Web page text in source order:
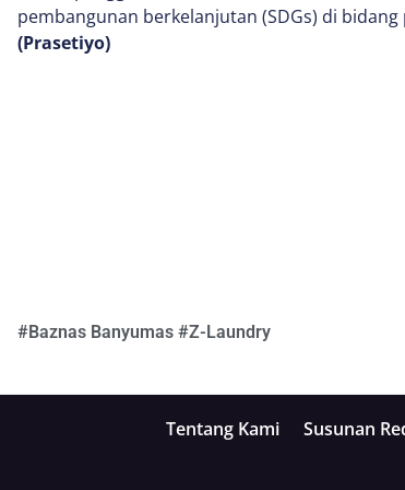
pembangunan berkelanjutan (SDGs) di
(Prasetiyo)
#Baznas Banyumas #Z-Laundry
Tentang Kami Susunan